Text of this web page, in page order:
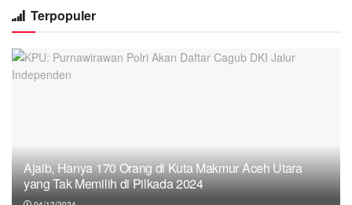
Terpopuler
Ajaib, Hanya 170 Orang di Kuta Makmur Aceh Utara
yang Tak Memilih di Pilkada 2024